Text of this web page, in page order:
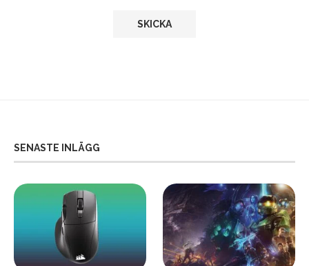
SENASTE INLÄGG